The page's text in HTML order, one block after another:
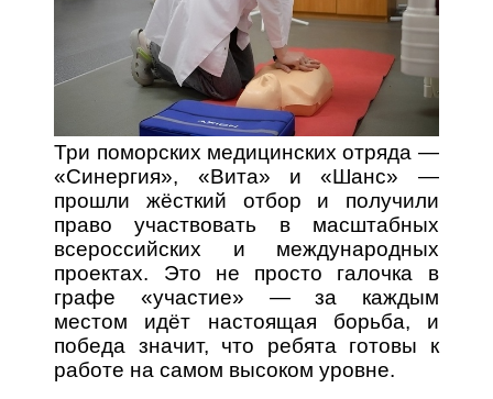
Три поморских медицинских отряда —
«Синергия», «Вита» и «Шанс» —
прошли жёсткий отбор и получили
право участвовать в масштабных
всероссийских и международных
проектах. Это не просто галочка в
графе «участие» — за каждым
местом идёт настоящая борьба, и
победа значит, что ребята готовы к
работе на самом высоком уровне.